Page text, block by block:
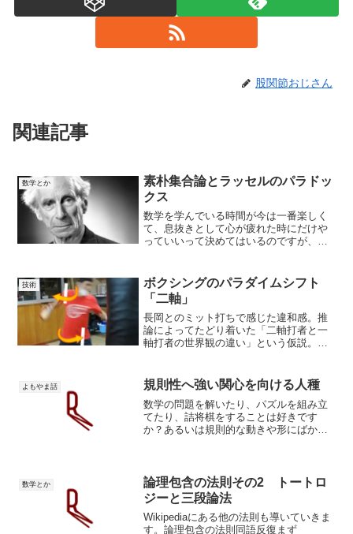
股関節おじさん
関連記事
数学とか
素朴集合論とラッセルのパラドッ
クス
数学を学んでいる時間が今は一番楽しく
て、息抜きとして心が疲れた時にだけや
っていいって決めてはいるのですが、一
たのに。ボクシングを考えるのが疎かに
なっています。頭の片隅...
技術
ボクシングのパラダイムシフト
「二軸」
長岡とのミット打ちで感じた違和感。推
論によってたどり着いた「二軸打者と一
軸打者の世界観の違い」という仮説。こ
お陰でよりボクシングが鮮明になり、僕
のボクシングを見るフィル...
よもやま話 規則性へ強い関心を向ける人種
数学の問題を解いたり、パズルを組み立
てたり、詰将棋をすることは好きです
か？あるいは規則的な動きや形にばかり
れません。上の書籍では、人...
数学とか
論理包含の法則その2 トートロ
ジーと三段論法
Wikipediaにある他の法則も導いていきま
す。論理包含の法則同語反復まず